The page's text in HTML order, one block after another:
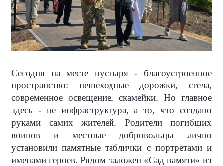
Сегодня на месте пустыря - благоустроенное
пространство: пешеходные дорожки, стела,
современное освещение, скамейки. Но главное
здесь - не инфраструктура, а то, что создано
руками самих жителей. Родители погибших
воинов и местные добровольцы лично
установили памятные таблички с портретами и
именами героев. Рядом заложен «Сад памяти» из